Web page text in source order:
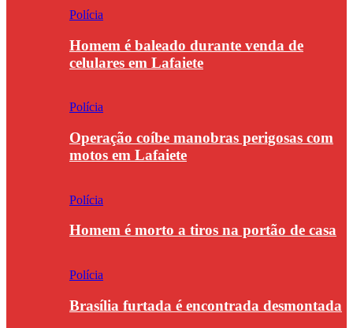
Polícia
Homem é baleado durante venda de
celulares em Lafaiete
Polícia
Operação coíbe manobras perigosas com
motos em Lafaiete
Polícia
Homem é morto a tiros na portão de casa
Polícia
Brasília furtada é encontrada desmontada